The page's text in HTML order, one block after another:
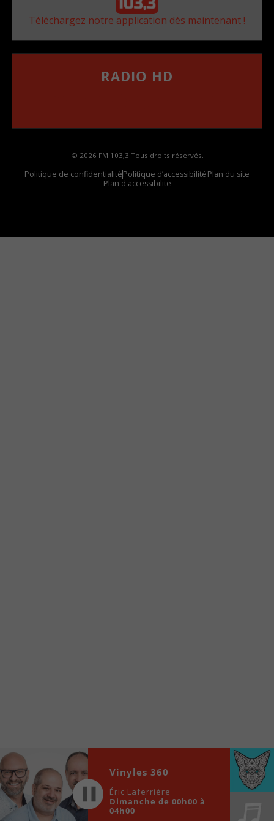
Téléchargez notre application dès maintenant !
RADIO HD
© 2026 FM 103,3 Tous droits réservés.
Politique de confidentialitéPolitique d’accessibilitéPlan du site
Plan d'accessibilite
locale vous sont maintenant accessibles en un clic!
Audio
Player
00:00 00:00
Vinyles 360
Éric Laferrière
Dimanche de 00h00 à
04h00